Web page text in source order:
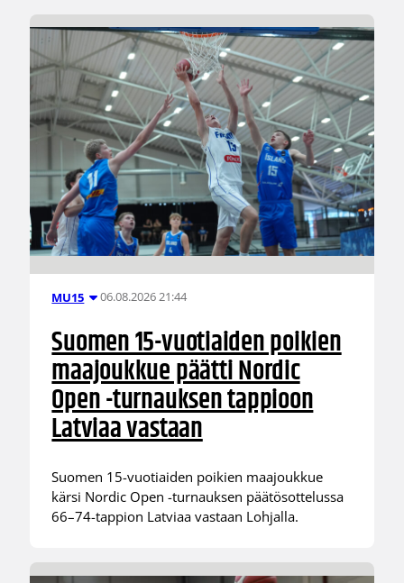
MU15 06.08.2026 21:44
Suomen 15-vuotiaiden poikien
maajoukkue päätti Nordic
Open -turnauksen tappioon
Latviaa vastaan
Suomen 15-vuotiaiden poikien maajoukkue
kärsi Nordic Open -turnauksen päätösottelussa
66–74-tappion Latviaa vastaan Lohjalla.